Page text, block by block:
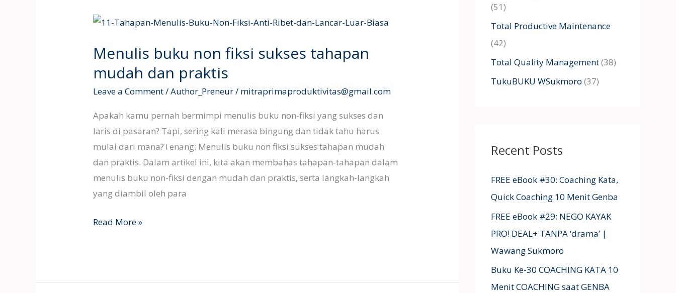
Menulis buku non fiksi sukses tahapan
mudah dan praktis
Leave a Comment/Author_Preneur/ mitraprimaproduktivitas@gmail.com
Apakah kamu pernah bermimpi menulis buku non-fiksi yang sukses dan
laris di pasaran? Tapi, sering kali merasa bingung dan tidak tahu harus
mulai dari mana?Tenang: Menulis buku non fiksi sukses tahapan mudah
dan praktis. Dalam artikel ini, kita akan membahas tahapan-tahapan dalam
menulis buku non-fiksi dengan mudah dan praktis, serta langkah-langkah
yang diambil oleh para
Menulis
non
fiksi
mudah
dan
praktis
Read More »
(51)
Total Productive Maintenance
(42)
Total Quality Management(38)
TukuBUKU WSukmoro (37)
Recent Posts
FREE eBook #30: Coaching Kata,
Quick Coaching 10 Menit Genba
FREE eBook #29: NEGO KAYAK
PRO! DEAL+ TANPA ‘drama’ |
Wawang Sukmoro
Buku Ke-30 COACHING KATA 10
Menit COACHING saat GENBA